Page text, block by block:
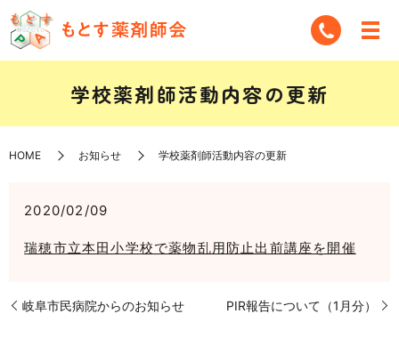
学校薬剤師活動内容の更新
HOME お知らせ 学校薬剤師活動内容の更新
2020/02/09
瑞穂市立本田小学校で薬物乱用防止出前講座を開催
岐阜市民病院からのお知らせ PIR報告について（1月分）